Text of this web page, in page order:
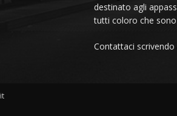
destinato agli
tutti coloro che
Contattaci scrivendo